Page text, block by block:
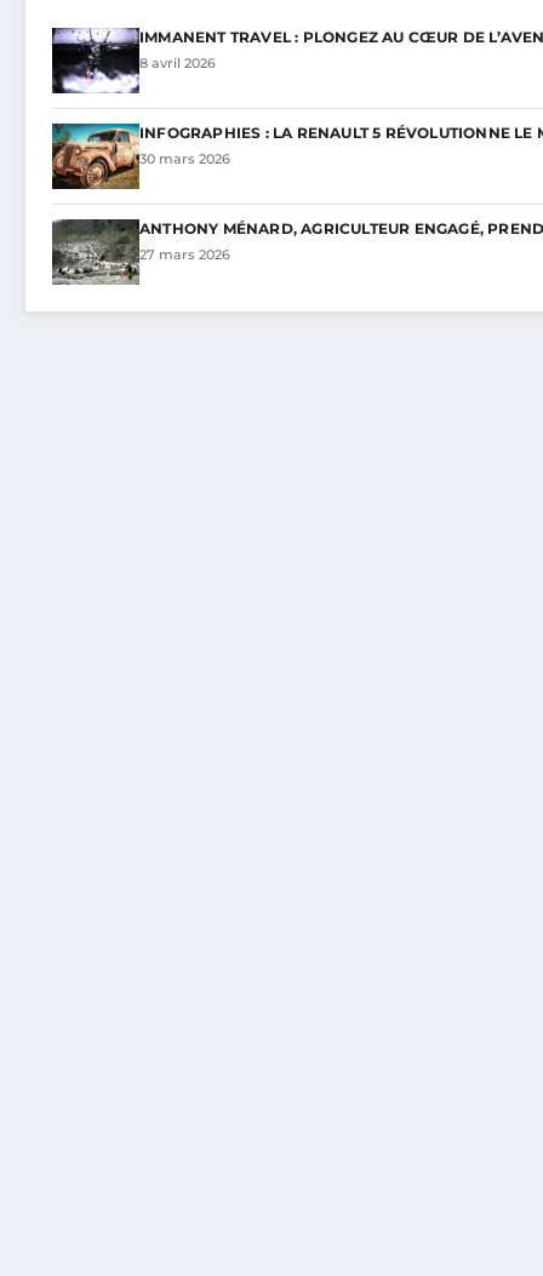
IMMANENT TRAVEL : PLONGEZ AU CŒUR DE
8 avril 2026
INFOGRAPHIES : LA RENAULT 5 RÉVOLUTIONNE LE
30 mars 2026
ANTHONY MÉNARD, AGRICULTEUR ENGAGÉ,
27 mars 2026